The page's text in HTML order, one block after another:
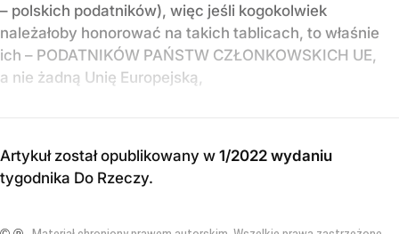
– polskich podatników), więc jeśli kogokolwiek
należałoby honorować na takich tablicach, to właśnie
ich – PODATNIKÓW PAŃSTW CZŁONKOWSKICH UE,
a nie żadną Unię Europejską,
Artykuł został opublikowany w 1/2022 wydaniu
tygodnika Do Rzeczy.